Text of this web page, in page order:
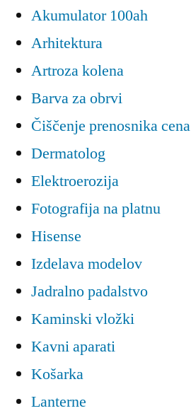
Akumulator 100ah
Arhitektura
Artroza kolena
Barva za obrvi
Čiščenje prenosnika cena
Dermatolog
Elektroerozija
Fotografija na platnu
Hisense
Izdelava modelov
Jadralno padalstvo
Kaminski vložki
Kavni aparati
Košarka
Lanterne